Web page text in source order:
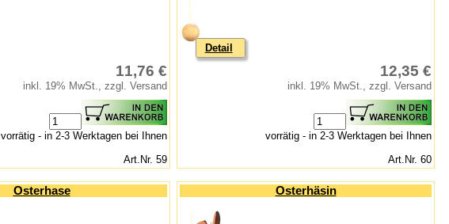
11,76 €
inkl. 19% MwSt., zzgl. Versand
vorrätig - in 2-3 Werktagen bei Ihnen
Art.Nr. 59
Detail
12,35 €
inkl. 19% MwSt., zzgl. Versand
vorrätig - in 2-3 Werktagen bei Ihnen
Art.Nr. 60
Osterhase Osterhäsin